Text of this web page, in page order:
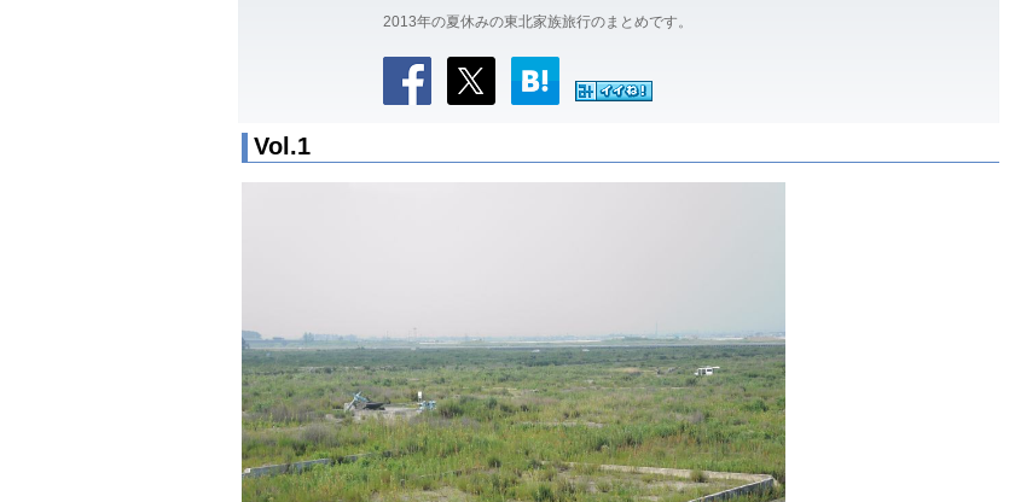
2013年の夏休みの東北家族旅行のまとめです。
Vol.1